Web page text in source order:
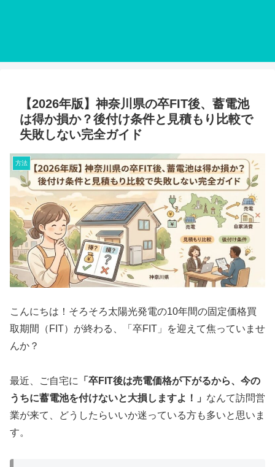
【2026年版】神奈川県の卒FIT後、蓄電池
は得か損か？後付け条件と見積もり比較で
失敗しない完全ガイド
方法
こんにちは！そろそろ太陽光発電の10年間の固定価格買
取期間（FIT）が終わる、「卒FIT」を迎えて焦っていませ
んか？
最近、ご自宅に
「卒FIT後は売電価格が下がるから、今の
うちに蓄電池を付けないと大損しますよ！」 なんて訪問営
業が来て、どうしたらいいか迷っている方も多いと思いま
す。